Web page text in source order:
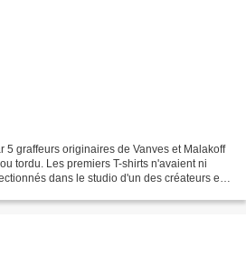
5 graffeurs originaires de Vanves et Malakoff
tordu. Les premiers T-shirts n'avaient ni
dans le studio d'un des créateurs et